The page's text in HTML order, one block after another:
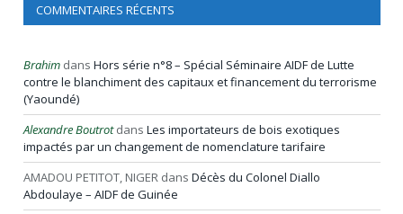
COMMENTAIRES RÉCENTS
Brahim dans Hors série n°8 – Spécial Séminaire AIDF de Lutte
contre le blanchiment des capitaux et financement du terrorisme
(Yaoundé)
Alexandre Boutrotdans Les importateurs de bois exotiques
impactés par un changement de nomenclature tarifaire
AMADOU PETITOT, NIGER dans Décès du Colonel Diallo
Abdoulaye – AIDF de Guinée